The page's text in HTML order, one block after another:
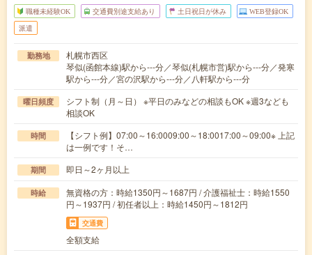
職種未経験OK 交通費別途支給あり 土日祝日が休み WEB登録OK
派遣
勤務地
札幌市西区
琴似(函館本線)駅から---分／琴似(札幌市営)駅から---分／発寒
駅から---分／宮の沢駅から---分／八軒駅から---分
曜日頻度
シフト制（月～日） ※平日のみなどの相談もOK ※週3なども
相談OK
時間
【シフト例】07:00～16:0009:00～18:0017:00～09:00※ 上記
は一例です！そ…
期間 即日～2ヶ月以上
時給
無資格の方：時給1350円～1687円 / 介護福祉士：時給1550
円～1937円 / 初任者以上：時給1450円～1812円
交通費
全額支給